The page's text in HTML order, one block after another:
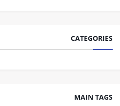
CATEGORIES
MAIN TAGS